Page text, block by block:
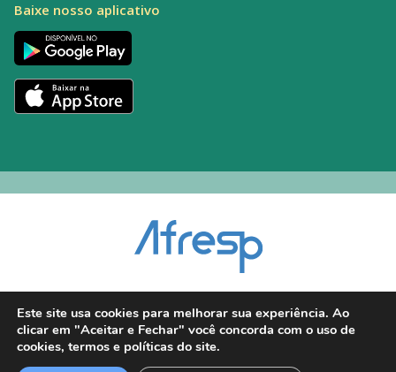
Baixe nosso aplicativo
dpo@afresp.org.br
Diretor Técnico: Antonio Carlos Aparecido. CRM: 54.464
Este site usa cookies para melhorar sua experiência. Ao
clicar em "Aceitar e Fechar" você concorda com o uso de
cookies, termos e políticas do site.